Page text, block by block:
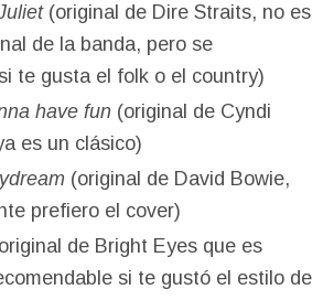
(original de Dire Straits, no es
de la banda, pero se
te gusta el folk o el country)
have fun(original de Cyndi
es un clásico)
(original de David Bowie,
prefiero el cover)
de Bright Eyes que es
si te gustó el estilo de